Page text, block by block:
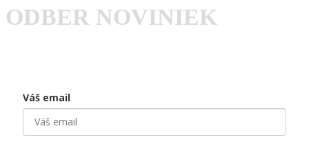
ODBER NOVINIEK
Váš email